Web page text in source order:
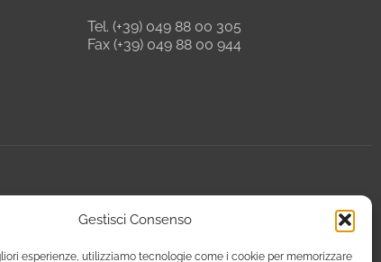
Gestisci Consenso
esperienze, utilizziamo tecnologie come i cookie per memorizzare
Tel. (+39) 049 88 00 305
Fax (+39) 049 88 00 944